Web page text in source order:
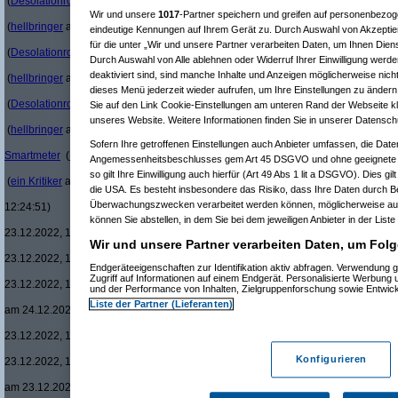
Re(20): Sinnhaftigkeit
(hellbringer am 21.12.2022, 12:16:35)
Re(21):
(Desolationrob
am 21.12.2022, 12:19:48)
Re(22):
(hellbringer am 21.12.2022, 12:25:55)
Re(23):
(Desolationrob
am 21.12.2022, 12:47:00)
Re(24):
(hellbringer am 21.12.2022, 12:50:42)
Smartmeter ( Desolationrobam 21.12.2022, 13:10:41)
Re(23):
(ein Kritiker am 21.12.2022, 13:31:32)
Re(14): Sinnhaftigkeit / Nutzen der
12:24:51)
Re(15): Sinnhaftigkeit / Nutzen der
23.12.2022, 12:44:53)
Re(16): Sinnhaftigkeit / Nutzen
23.12.2022, 13:13:27)
Re(17): Sinnhaftigkeit /
23.12.2022, 13:23:08)
Re(18): Sinnhaftigkeit /
am 24.12.2022, 09:25:48)
23.12.2022, 13:10:29)
23.12.2022, 13:30:42)
Re(17): Sinnhaftigkeit /
am 23.12.2022, 15:25:55)
Wir und unsere 1017-Partner speichern und greifen auf
eindeutige Kennungen auf Ihrem Gerät zu. Durch Auswahl von
für die unter „Wir und unsere Partner verarbeiten Daten, um Ihnen
Durch Auswahl von Alle ablehnen oder Widerruf Ihrer Einwilligung
deaktiviert sind, sind manche Inhalte und Anzeigen möglicherweise
dieses Menü jederzeit wieder aufrufen, um Ihre Einstellungen zu
Sie auf den Link Cookie-Einstellungen am unteren Rand der Webseite
unseres Website. Weitere Informationen finden Sie in unserer
Sofern Ihre getroffenen Einstellungen auch Anbieter umfassen, die
Angemessenheitsbeschlusses gem Art 45 DSGVO und ohne
so gilt Ihre Einwilligung auch hierfür (Art 49 Abs 1 lit a DSGVO). Dies
die USA. Es besteht insbesondere das Risiko, dass Ihre Daten durch
Überwachungszwecken verarbeitet werden können, möglicherweise
können Sie abstellen, in dem Sie bei dem jeweiligen Anbieter in der
Wir und unsere Partner verarbeiten Daten, um
Endgeräteeigenschaften zur Identifikation aktiv abfragen. Verwendung
Zugriff auf Informationen auf einem Endgerät. Personalisierte Werbung
und der Performance von Inhalten, Zielgruppenforschung sowie
Liste der Partner (Lieferanten)
Konfigurieren